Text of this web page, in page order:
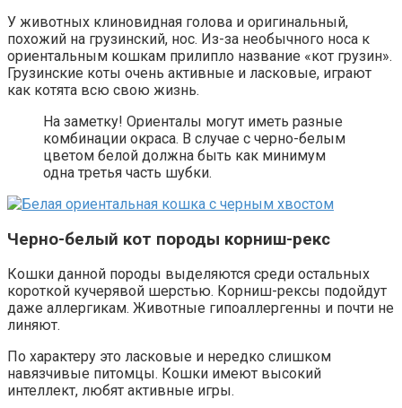
У животных клиновидная голова и оригинальный,
похожий на грузинский, нос. Из-за необычного носа к
ориентальным кошкам прилипло название «кот грузин».
Грузинские коты очень активные и ласковые, играют
как котята всю свою жизнь.
На заметку! Ориенталы могут иметь разные
комбинации окраса. В случае с черно-белым
цветом белой должна быть как минимум
одна третья часть шубки.
Черно-белый кот породы корниш-рекс
Кошки данной породы выделяются среди остальных
короткой кучерявой шерстью. Корниш-рексы подойдут
даже аллергикам. Животные гипоаллергенны и почти не
линяют.
По характеру это ласковые и нередко слишком
навязчивые питомцы. Кошки имеют высокий
интеллект, любят активные игры.